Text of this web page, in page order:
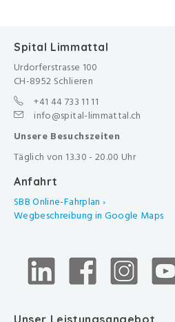
Spital Limmattal
Urdorferstrasse 100
CH-8952 Schlieren
+41 44 733 11 11
info@spital-limmattal.ch
Unsere Besuchszeiten
Täglich von 13.30 - 20.00 Uhr
Anfahrt
SBB Online-Fahrplan ›
Wegbeschreibung in Google Maps
Unser Leistungsangebot